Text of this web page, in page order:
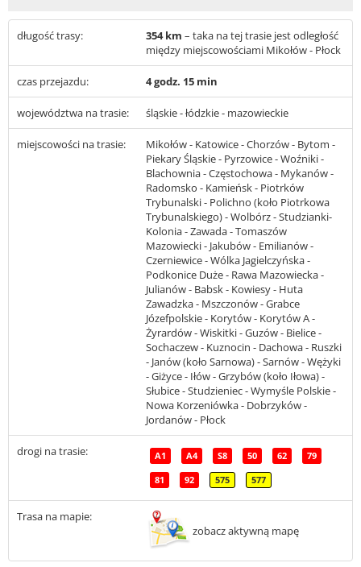
długość trasy: 354 km – taka na tej trasie jest odległość
między miejscowościami Mikołów - Płock
czas przejazdu: 4 godz. 15 min
województwa na trasie: śląskie - łódzkie - mazowieckie
miejscowości na trasie:
Mikołów - Katowice - Chorzów - Bytom -
Piekary Śląskie - Pyrzowice - Woźniki -
Blachownia - Częstochowa - Mykanów -
Radomsko - Kamieńsk - Piotrków
Trybunalski - Polichno (koło Piotrkowa
Trybunalskiego) - Wolbórz - Studzianki-
Kolonia - Zawada - Tomaszów
Mazowiecki - Jakubów - Emilianów -
Czerniewice - Wólka Jagielczyńska -
Podkonice Duże - Rawa Mazowiecka -
Julianów - Babsk - Kowiesy - Huta
Zawadzka - Mszczonów - Grabce
Józefpolskie - Korytów - Korytów A -
Żyrardów - Wiskitki - Guzów - Bielice -
Sochaczew - Kuznocin - Dachowa - Ruszki
- Janów (koło Sarnowa) - Sarnów - Wężyki
- Giżyce - Iłów - Grzybów (koło Iłowa) -
Słubice - Studzieniec - Wymyśle Polskie -
Nowa Korzeniówka - Dobrzyków -
Jordanów - Płock
drogi na trasie: A1 A4 S8 50 62 79
81 92 575 577
Trasa na mapie:
zobacz aktywną mapę